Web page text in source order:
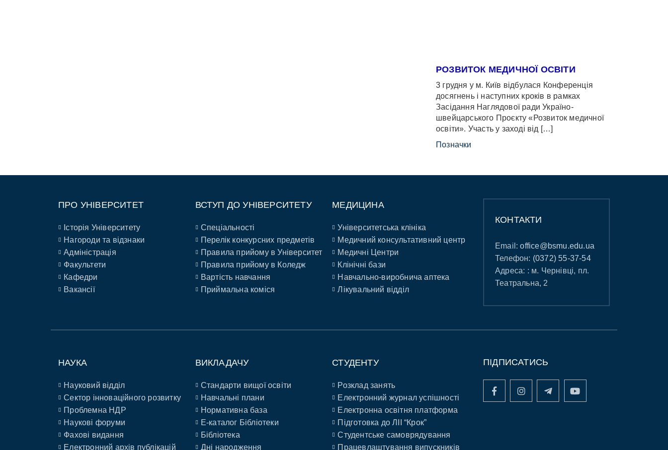
РОЗВИТОК МЕДИЧНОЇ ОСВІТИ
3 грудня у м. Київ відбулася Конференція
досягнень і наступних кроків в рамках
Засідання Наглядової ради Україно-
швейцарського Проєкту «Розвиток медичної
освіти». Участь у заході від […]
Позначки
ПРО УНІВЕРСИТЕТ
Історія Університету
Нагороди та відзнаки
Адміністрація
Факультети
Кафедри
Вакансії
ВСТУП ДО УНІВЕРСИТЕТУ
Спеціальності
Перелік конкурсних предметів
Правила прийому в Університет
Правила прийому в Коледж
Вартість навчання
Приймальна коміся
МЕДИЦИНА
Університетська клініка
Медичний консультативний центр
Медичні Центри
Клінічні бази
Навчально-виробнича аптека
Лікувальний відділ
КОНТАКТИ
Email:office@bsmu.edu.ua
Телефон: (0372) 55-37-54
Адреса: : м. Чернівці, пл.
Театральна, 2
НАУКА
Науковий відділ
Сектор інноваційного розвитку
Проблемна НДР
Наукові форуми
Фахові видання
Електронний архів публікацій
ВИКЛАДАЧУ
Стандарти вищої освіти
Навчальні плани
Нормативна база
E-каталог Бібліотеки
Бібліотека
Дні народження
СТУДЕНТУ
Розклад занять
Електронний журнал успішності
Електронна освітня платформа
Підготовка до ЛІІ “Крок”
Студентське самоврядування
Працевлаштування випускників
ПІДПИСАТИСЬ